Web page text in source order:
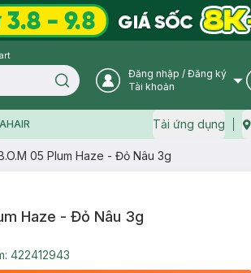
Search icon User Icon
Đăng nhập / Đăng ký
Tài khoản
Tải ứng dụng
05 Plum Haze - Đỏ Nâu 3g
Haze - Đỏ Nâu 3g
422412943